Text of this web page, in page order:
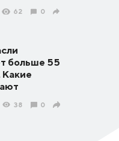
62 0
больше 55
Какие
38 0